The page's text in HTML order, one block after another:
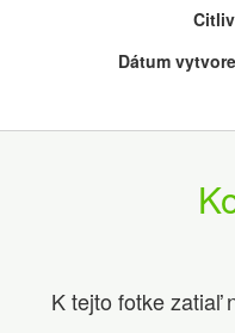
Dátum
K tejto fotke zatiaľ